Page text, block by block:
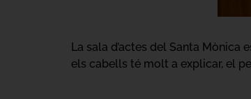
La sala d’actes del Santa
els cabells té molt a explicar, el